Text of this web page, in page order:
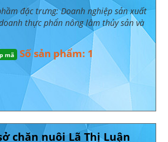
đặc trưng: Doanh nghiệp sản xuất
thực phẩn nông lâm thủy sản và
mã Số sản phẩm: 1
chăn nuôi Lã Thị Luận